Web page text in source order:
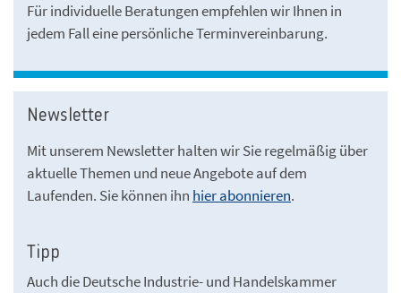
Für individuelle Beratungen empfehlen wir Ihnen in
jedem Fall eine persönliche Terminvereinbarung.
Newsletter
Mit unserem Newsletter halten wir Sie regelmäßig über
aktuelle Themen und neue Angebote auf dem
Laufenden. Sie können ihn hier abonnieren.
Tipp
Auch die Deutsche Industrie- und Handelskammer